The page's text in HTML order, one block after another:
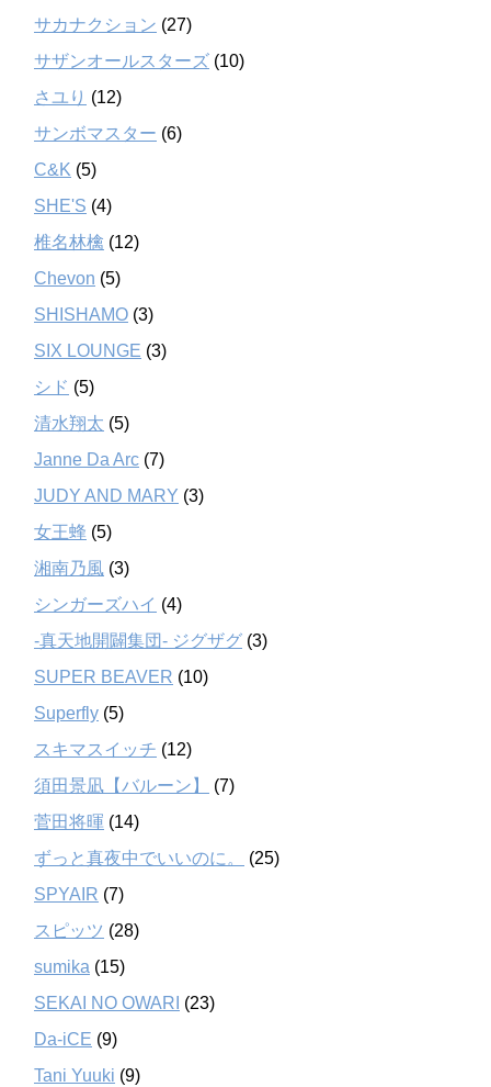
サカナクション (27)
サザンオールスターズ (10)
さユり (12)
サンボマスター (6)
C&K (5)
SHE'S (4)
椎名林檎 (12)
Chevon (5)
SHISHAMO (3)
SIX LOUNGE (3)
シド (5)
清水翔太 (5)
Janne Da Arc (7)
JUDY AND MARY (3)
女王蜂 (5)
湘南乃風 (3)
シンガーズハイ (4)
-真天地開闢集団- ジグザグ (3)
SUPER BEAVER (10)
Superfly (5)
スキマスイッチ (12)
須田景凪【バルーン】
(7)
菅田将暉 (14)
ずっと真夜中でいいのに。
(25)
SPYAIR (7)
スピッツ (28)
sumika (15)
SEKAI NO OWARI (23)
Da-iCE (9)
Tani Yuuki (9)